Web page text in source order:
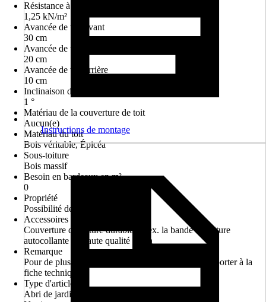
Résistance à la charge de la neige
1,25 kN/m²
Avancée de toit avant
30 cm
Avancée de toit latérale
20 cm
Avancée de toit arrière
10 cm
Inclinaison du toit
1 °
Matériau de la couverture de toit
Aucun(e)
Matériau du toit
Bois véritable, Épicéa
Sous-toiture
Bois massif
Besoin en bardeaux en m²
0
Propriété
Possibilité de montage à l'envers
Accessoires requis
Couverture de toiture durable, p. ex. la bande de toiture
autocollante de haute qualité weka
Remarque
Pour de plus amples informations, merci de vous reporter à la
fiche technique.
Type d'article
Abri de jardin
Instructions de montage